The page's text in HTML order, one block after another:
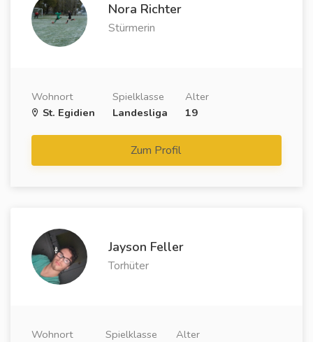
Nora Richter
Stürmerin
Wohnort
St. Egidien
Spielklasse
Landesliga
Alter
19
Zum Profil
Jayson Feller
Torhüter
Wohnort
Spielklasse
Alter